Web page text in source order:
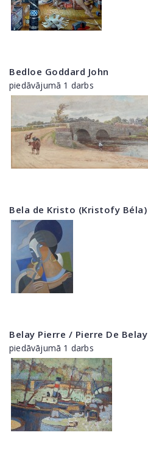
Bedloe Goddard John
piedāvājumā 1 darbs
Bela de Kristo (Kristofy Béla)
Belay Pierre / Pierre De Belay
piedāvājumā 1 darbs